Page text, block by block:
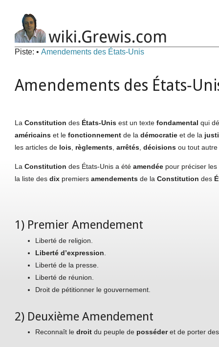
Piste: • Amendements des États‑Unis
Amendements des
La Constitution des États‑Unis est un texte fondamental qui
américains et le fonctionnement de la démocratie et de la
les articles de lois règlements arrêtés décisions ou tout
La Constitution des États‑Unis a été amendée pour préciser les
la liste des dix premiers amendements de la Constitution des
1) Premier Amendement
Liberté de religion.
Liberté d’expression
Liberté de la presse.
Liberté de réunion.
Droit de pétitionner le gouvernement.
2) Deuxième Amendement
Reconnaît le droit du peuple de posséderet de porter